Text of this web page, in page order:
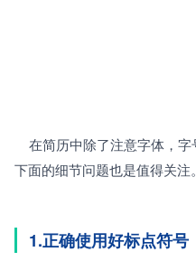
下面的细节问题也是值得关注。
1.正确使用好标点符号